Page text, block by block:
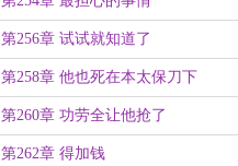
第256章 试试就知道了
第258章 他也死在本太保刀下
第260章 功劳全让他抢了
第262章 得加钱